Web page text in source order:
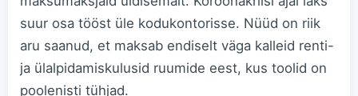
suur osa tööst üle kodukontorisse. Nüüd on riik
aru saanud, et maksab endiselt väga kalleid renti-
ja ülalpidamiskulusid ruumide eest, kus toolid on
poolenisti tühjad.